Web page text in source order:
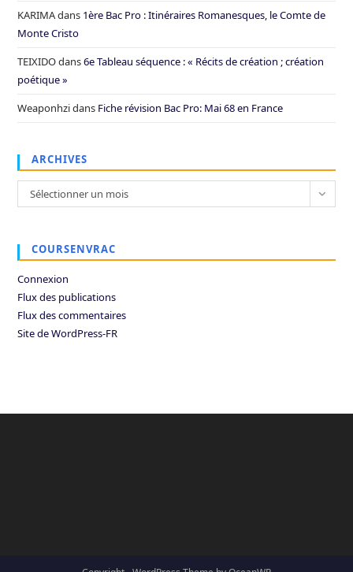
KARIMAdans 1ère Bac Pro : Itinéraires Romanesques, le Comte de
Monte Cristo
TEIXIDOdans6e Tableau séquence : « Récits de création ; création
poétique »
Weaponhzidans Fiche révision Bac Pro: Mai 68 en France
ARCHIVES
Archives
Sélectionner un mois
COURSENVRAC
Connexion
Flux des publications
Flux des commentaires
Site de WordPress-FR